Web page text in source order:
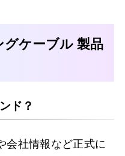
ケーブル 製品
ド？
会社情報など正式に